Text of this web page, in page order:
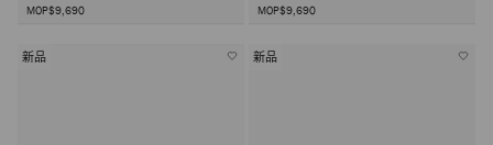
MOP$9,690 MOP$9,690
新品 新品